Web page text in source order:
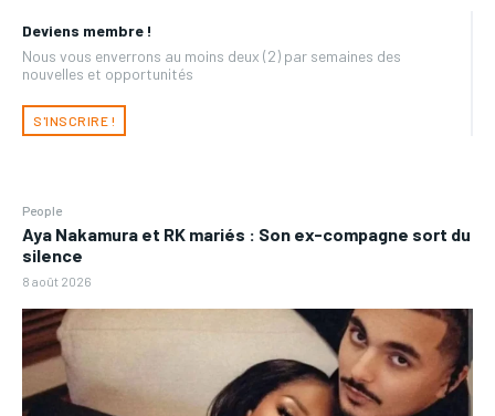
Deviens membre !
Nous vous enverrons au moins deux (2) par semaines des
nouvelles et opportunités
S'INSCRIRE !
People
Aya Nakamura et RK mariés : Son ex-compagne sort du
silence
8 août 2026